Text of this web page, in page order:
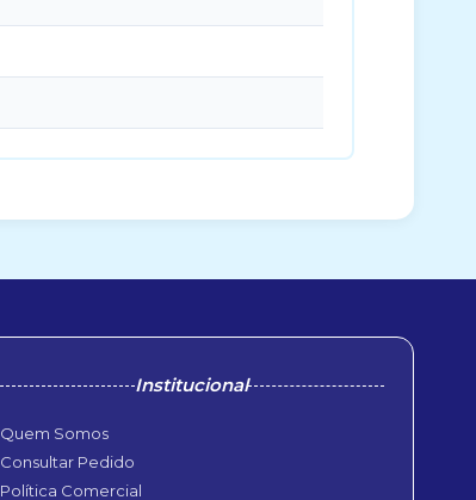
Institucional
Quem Somos
Consultar Pedido
Política Comercial